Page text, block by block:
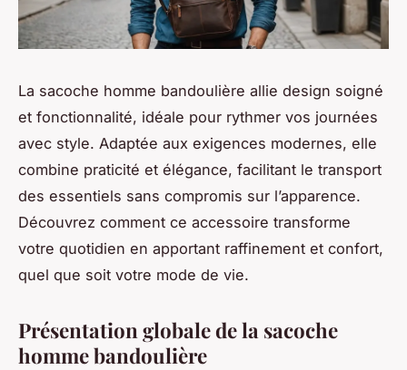
La sacoche homme bandoulière allie design soigné
et fonctionnalité, idéale pour rythmer vos journées
avec style. Adaptée aux exigences modernes, elle
combine praticité et élégance, facilitant le transport
des essentiels sans compromis sur l’apparence.
Découvrez comment ce accessoire transforme
votre quotidien en apportant raffinement et confort,
quel que soit votre mode de vie.
Présentation globale de la sacoche
homme bandoulière